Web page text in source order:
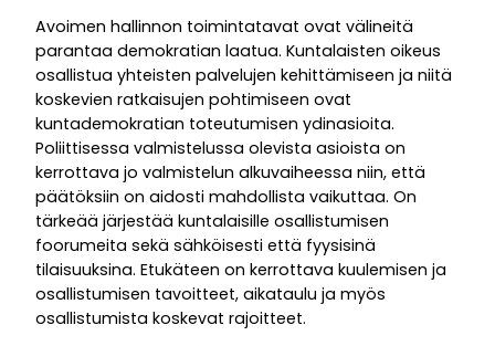
Avoimen hallinnon toimintatavat ovat välineitä
parantaa demokratian laatua. Kuntalaisten oikeus
osallistua yhteisten palvelujen kehittämiseen ja niitä
koskevien ratkaisujen pohtimiseen ovat
kuntademokratian toteutumisen ydinasioita.
Poliittisessa valmistelussa olevista asioista on
kerrottava jo valmistelun alkuvaiheessa niin, että
päätöksiin on aidosti mahdollista vaikuttaa. On
tärkeää järjestää kuntalaisille osallistumisen
foorumeita sekä sähköisesti että fyysisinä
tilaisuuksina. Etukäteen on kerrottava kuulemisen ja
osallistumisen tavoitteet, aikataulu ja myös
osallistumista koskevat rajoitteet.